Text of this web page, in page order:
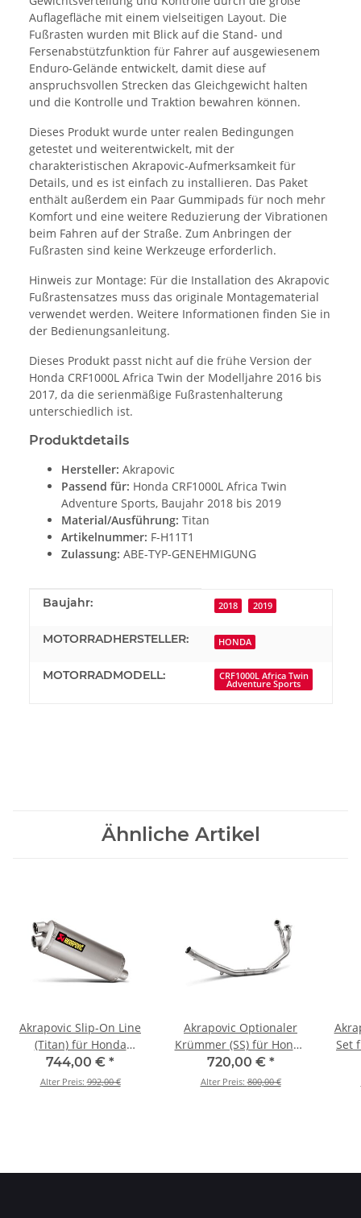
Auflagefläche mit einem vielseitigen Layout. Die
Fußrasten wurden mit Blick auf die Stand- und
Fersenabstützfunktion für Fahrer auf ausgewiesenem
Enduro-Gelände entwickelt, damit diese auf
anspruchsvollen Strecken das Gleichgewicht halten
und die Kontrolle und Traktion bewahren können.
Dieses Produkt wurde unter realen Bedingungen
getestet und weiterentwickelt, mit der
charakteristischen Akrapovic-Aufmerksamkeit für
Details, und es ist einfach zu installieren. Das Paket
enthält außerdem ein Paar Gummipads für noch mehr
Komfort und eine weitere Reduzierung der Vibrationen
beim Fahren auf der Straße. Zum Anbringen der
Fußrasten sind keine Werkzeuge erforderlich.
Hinweis zur Montage: Für die Installation des Akrapovic
Fußrastensatzes muss das originale Montagematerial
verwendet werden. Weitere Informationen finden Sie in
der Bedienungsanleitung.
Dieses Produkt passt nicht auf die frühe Version der
Honda CRF1000L Africa Twin der Modelljahre 2016 bis
2017, da die serienmäßige Fußrastenhalterung
unterschiedlich ist.
Produktdetails
Hersteller: Akrapovic
Passend für: Honda CRF1000L Africa Twin
Adventure Sports, Baujahr 2018 bis 2019
Material/Ausführung: Titan
Artikelnummer: F-H11T1
Zulassung: ABE-TYP-GENEHMIGUNG
Produkteigenschaft
Wert
Baujahr: 2018 2019
MOTORRADHERSTELLER: HONDA
MOTORRADMODELL: CRF1000L Africa Twin
Adventure Sports
Ähnliche Artikel
Akrapovic Slip-On Line
(Titan) für Honda
CRF1000L Africa Twin
Adventure Sports - BJ.
744,00 € *
Alter Preis:992,00 €
Akrapovic Optionaler
Krümmer (SS) für Honda
CRF1000L Africa Twin
Adventure Sports - BJ.
720,00 € *
Alter Preis:800,00 €
Set